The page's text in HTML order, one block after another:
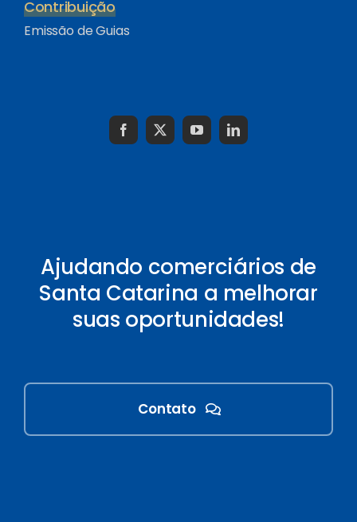
Contribuição
Emissão de Guias
Ajudando comerciários de
Santa Catarina a melhorar
suas oportunidades!
Contato